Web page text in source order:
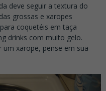
deve seguir a textura do
grossas e xaropes
coquetéis em taça
drinks com muito gelo.
um xarope, pense em sua